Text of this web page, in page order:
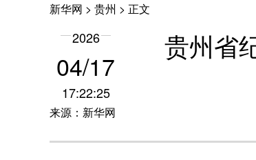
新华网 > 贵州 > 正文
2026
04/17
17:22:25
来源：新华网
贵州省